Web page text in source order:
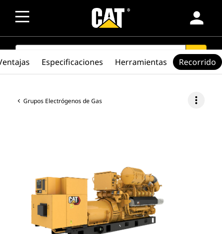
person
SEARCH search
Grupos Electrógenos de Gas more_vert
Especificaciones Herramientas Recorrido